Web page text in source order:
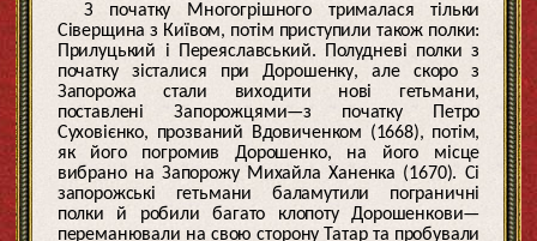
З початку Многогрішного трималася тільки
Сіверщина з Київом, потім приступили також полки:
Прилуцький і Переяславський. Полудневі полки з
початку зісталися при Дорошенку, але скоро з
Запорожа стали виходити нові гетьмани,
поставлені Запорожцями—з початку Петро
Суховієнко, прозваний Вдовиченком (1668), потім,
як його погромив Дорошенко, на його місце
вибрано на Запорожу Михайла Ханенка (1670). Сі
запорожські гетьмани баламутили пограничні
полки й робили багато клопоту Дорошенкови—
переманювали на свою сторону Татар та пробували